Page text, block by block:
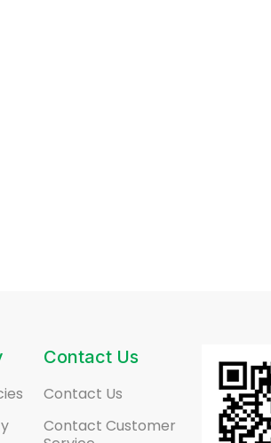
Contact Us
Contact Us
Contact Customer